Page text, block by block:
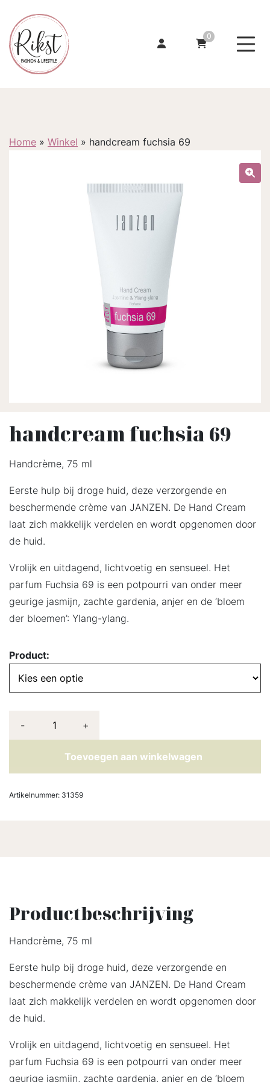
0
Home » Winkel » handcream fuchsia 69
handcream fuchsia 69
Handcrème, 75 ml
Eerste hulp bij droge huid, deze verzorgende en
beschermende crème van JANZEN. De Hand Cream
laat zich makkelijk verdelen en wordt opgenomen door
de huid.
Vrolijk en uitdagend, lichtvoetig en sensueel. Het
parfum Fuchsia 69 is een potpourri van onder meer
geurige jasmijn, zachte gardenia, anjer en de ‘bloem
der bloemen’: Ylang-ylang.
Product:
- +
Toevoegen aan winkelwagen
Artikelnummer: 31359
Productbeschrijving
Handcrème, 75 ml
Eerste hulp bij droge huid, deze verzorgende en
beschermende crème van JANZEN. De Hand Cream
laat zich makkelijk verdelen en wordt opgenomen door
de huid.
Vrolijk en uitdagend, lichtvoetig en sensueel. Het
parfum Fuchsia 69 is een potpourri van onder meer
geurige jasmijn, zachte gardenia, anjer en de ‘bloem